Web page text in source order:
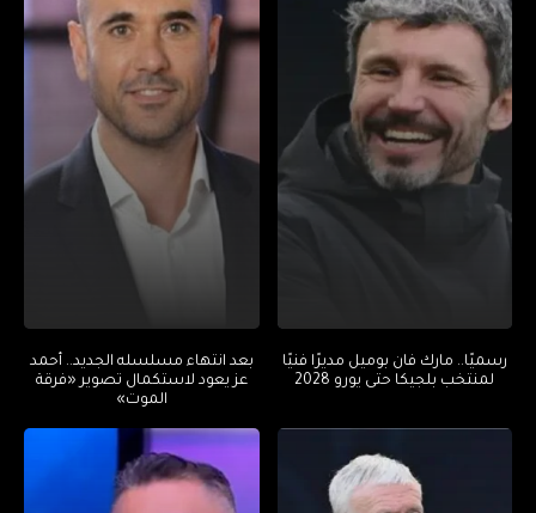
رسميًا.. مارك فان بوميل مديرًا فنيًا
لمنتخب بلجيكا حتى يورو 2028
بعد انتهاء مسلسله الجديد.. أحمد
عز يعود لاستكمال تصوير «فرقة
الموت»